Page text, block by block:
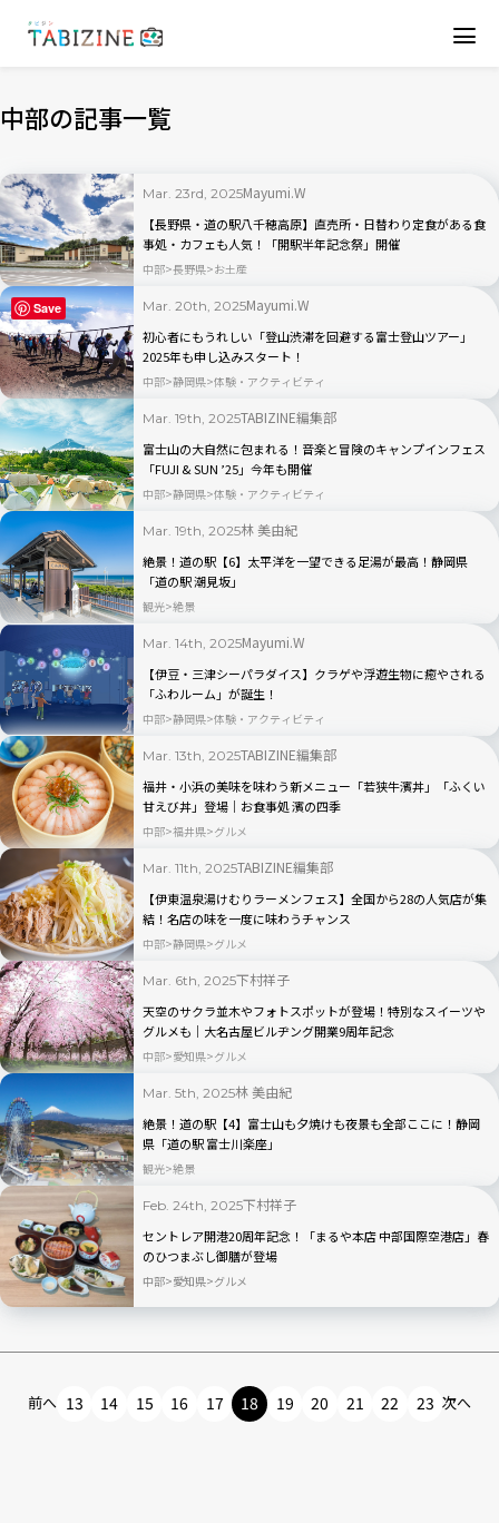
中部の記事一覧
Mar. 23rd, 2025Mayumi.W
【長野県・道の駅八千穂高原】直売所・日替わり定食がある食
事処・カフェも人気！「開駅半年記念祭」開催
中部 長野県 お土産
Mar. 20th, 2025Mayumi.W
初心者にもうれしい「登山渋滞を回避する富士登山ツアー」
2025年も申し込みスタート！
中部 静岡県 体験・アクティビティ
Mar. 19th, 2025TABIZINE編集部
富士山の大自然に包まれる！音楽と冒険のキャンプインフェス
「FUJI & SUN ’25」今年も開催
中部 静岡県 体験・アクティビティ
Mar. 19th, 2025林 美由紀
絶景！道の駅【6】太平洋を一望できる足湯が最高！静岡県
「道の駅 潮見坂」
観光 絶景
Mar. 14th, 2025Mayumi.W
【伊豆・三津シーパラダイス】クラゲや浮遊生物に癒やされる
「ふわルーム」が誕生！
中部 静岡県 体験・アクティビティ
Mar. 13th, 2025TABIZINE編集部
福井・小浜の美味を味わう新メニュー「若狭牛濱丼」「ふくい
甘えび丼」登場｜お食事処 濱の四季
中部 福井県 グルメ
Mar. 11th, 2025TABIZINE編集部
【伊東温泉湯けむりラーメンフェス】全国から28の人気店が集
結！名店の味を一度に味わうチャンス
中部 静岡県 グルメ
Mar. 6th, 2025下村祥子
天空のサクラ並木やフォトスポットが登場！特別なスイーツや
グルメも｜大名古屋ビルヂング開業9周年記念
中部 愛知県 グルメ
Mar. 5th, 2025林 美由紀
絶景！道の駅【4】富士山も夕焼けも夜景も全部ここに！静岡
県「道の駅 富士川楽座」
観光 絶景
Feb. 24th, 2025下村祥子
セントレア開港20周年記念！「まるや本店 中部国際空港店」春
のひつまぶし御膳が登場
中部 愛知県 グルメ
前へ 13 14 15 16 17 18 19 20 21 22 23 次へ
Save